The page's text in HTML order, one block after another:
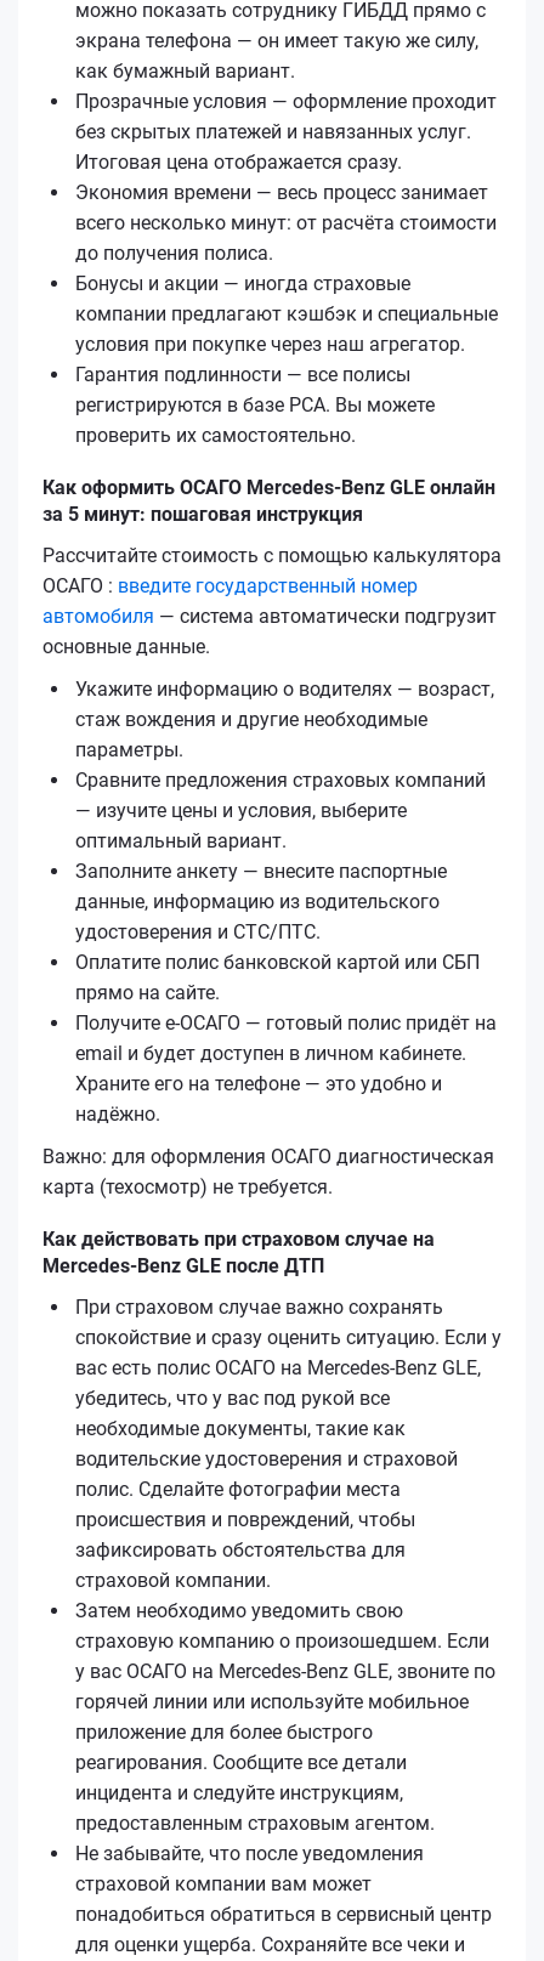
можно показать сотруднику ГИБДД прямо с
экрана телефона — он имеет такую же силу,
как бумажный вариант.
Прозрачные условия — оформление проходит
без скрытых платежей и навязанных услуг.
Итоговая цена отображается сразу.
Экономия времени — весь процесс занимает
всего несколько минут: от расчёта стоимости
до получения полиса.
Бонусы и акции — иногда страховые
компании предлагают кэшбэк и специальные
условия при покупке через наш агрегатор.
Гарантия подлинности — все полисы
регистрируются в базе РСА. Вы можете
проверить их самостоятельно.
Как оформить ОСАГО Mercedes-Benz GLE онлайн
за 5 минут: пошаговая инструкция
Рассчитайте стоимость с помощью калькулятора
ОСАГО : введите государственный номер
автомобиля — система автоматически подгрузит
основные данные.
Укажите информацию о водителях — возраст,
стаж вождения и другие необходимые
параметры.
Сравните предложения страховых компаний
— изучите цены и условия, выберите
оптимальный вариант.
Заполните анкету — внесите паспортные
данные, информацию из водительского
удостоверения и СТС/ПТС.
Оплатите полис банковской картой или СБП
прямо на сайте.
Получите е‑ОСАГО — готовый полис придёт на
email и будет доступен в личном кабинете.
Храните его на телефоне — это удобно и
надёжно.
Важно: для оформления ОСАГО диагностическая
карта (техосмотр) не требуется.
Как действовать при страховом случае на
Mercedes-Benz GLE после ДТП
При страховом случае важно сохранять
спокойствие и сразу оценить ситуацию. Если у
вас есть полис ОСАГО на Mercedes-Benz GLE,
убедитесь, что у вас под рукой все
необходимые документы, такие как
водительские удостоверения и страховой
полис. Сделайте фотографии места
происшествия и повреждений, чтобы
зафиксировать обстоятельства для
страховой компании.
Затем необходимо уведомить свою
страховую компанию о произошедшем. Если
у вас ОСАГО на Mercedes-Benz GLE, звоните по
горячей линии или используйте мобильное
приложение для более быстрого
реагирования. Сообщите все детали
инцидента и следуйте инструкциям,
предоставленным страховым агентом.
Не забывайте, что после уведомления
страховой компании вам может
понадобиться обратиться в сервисный центр
для оценки ущерба. Сохраняйте все чеки и